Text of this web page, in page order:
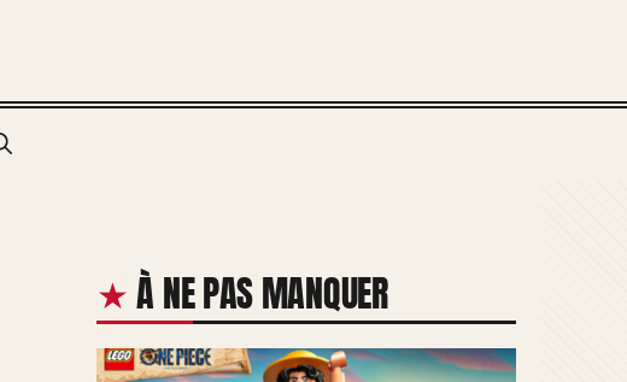
À NE PAS MANQUER